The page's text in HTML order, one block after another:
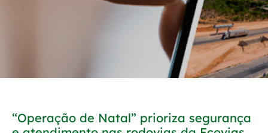
“Operação de Natal” prioriza segurança